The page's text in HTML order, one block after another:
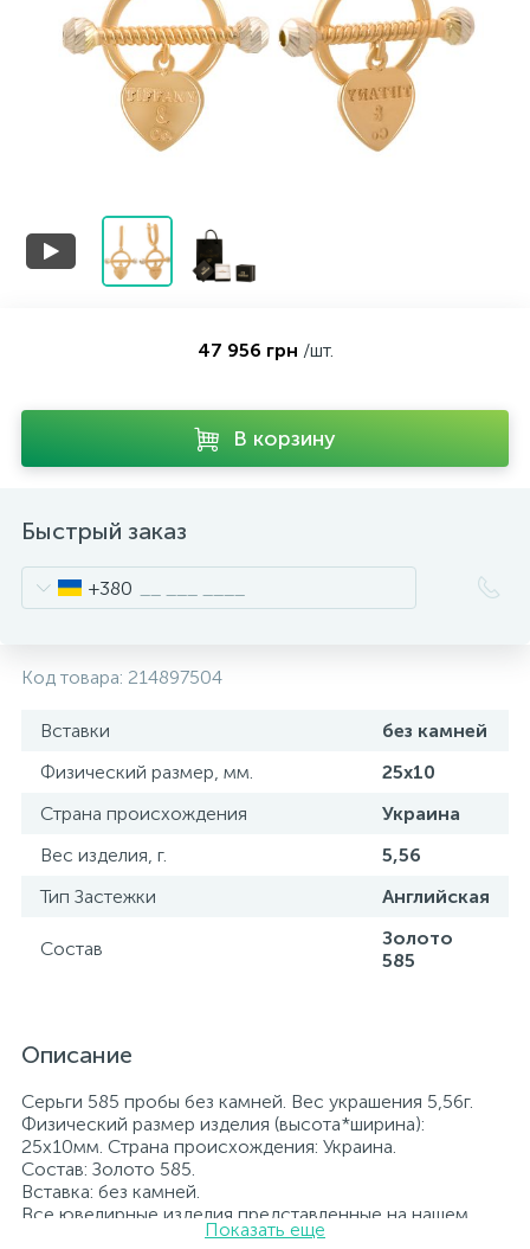
47 956 грн /шт.
В корзину
Быстрый заказ
+380
Код товара: 214897504
Вставки
без камней
Физический размер, мм.
25х10
Страна происхождения
Украина
Вес изделия, г.
5,56
Тип Застежки
Английская
Состав
Золото
585
Описание
Серьги 585 пробы без камней. Вес украшения 5,56г.
Физический размер изделия (высота*ширина):
25х10мм. Страна происхождения: Украина.
Состав: Золото 585.
Вставка: без камней.
Все ювелирные изделия представленные на нашем
сайте прошли внутренний контроль качества, а также
Показать еще
КонтактыСеребряные колье
Серебряные цепочки
Серебряные сувениры